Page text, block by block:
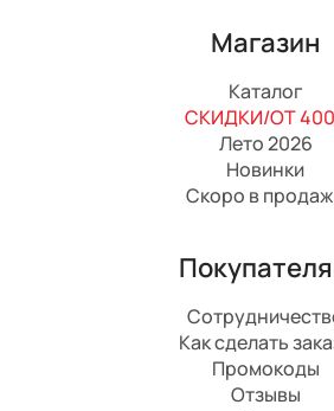
Магазин
Каталог
СКИДКИ/ОТ
Лето 2026
Новинки
Скоро в
Как сделать
Промокоды
Отзывы